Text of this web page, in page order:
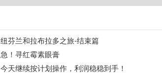
纽芬兰和拉布拉多之旅-结束篇
急！寻红霉素眼膏
今天继续按计划操作，利润稳稳到手！